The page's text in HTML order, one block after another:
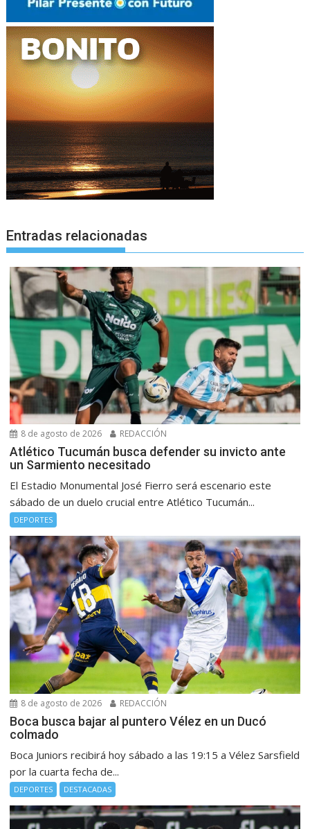
Entradas relacionadas
8 de agosto de 2026 REDACCIÓN
Atlético Tucumán busca defender su invicto ante
un Sarmiento necesitado
El Estadio Monumental José Fierro será escenario este
sábado de un duelo crucial entre Atlético Tucumán...
DEPORTES
8 de agosto de 2026 REDACCIÓN
Boca busca bajar al puntero Vélez en un Ducó
colmado
Boca Juniors recibirá hoy sábado a las 19:15 a Vélez Sarsfield
por la cuarta fecha de...
DEPORTES DESTACADAS